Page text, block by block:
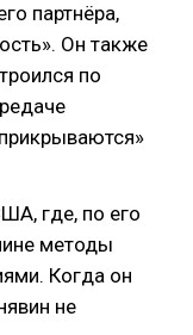
партнёра,
Он также
по
где, по его
методы
Когда он
не